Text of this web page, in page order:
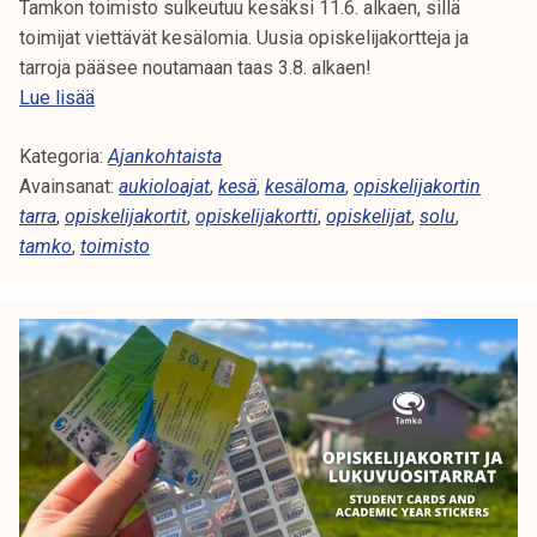
o
s
s
a
v
u
o
s
t
a
r
r
t
Tamkon toimisto sulkeutuu kesäksi 11.6. alkaen, sillä
toimijat viettävät kesälomia. Uusia opiskelijakortteja ja
tarroja pääsee noutamaan taas 3.8. alkaen!
Lue lisääT
m
k
o
n
s
ä
2
0
2
6
Kategoria: Ajankohtaista
Avainsanat: aukioloajat, kesä, kesäloma, opiskelijakortin
tarra, opiskelijakortit, opiskelijakortti, opiskelijat, solu,
tamko, toimisto